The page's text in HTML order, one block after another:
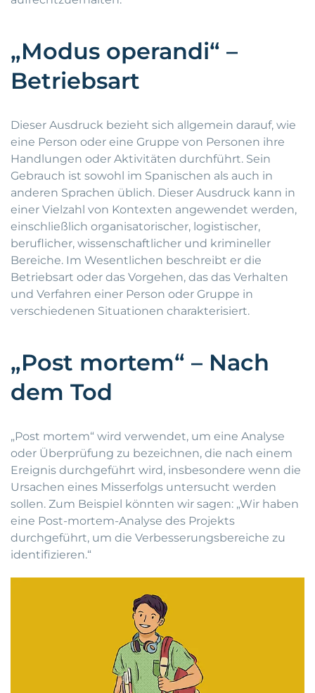
„Modus operandi“ –
Betriebsart
Dieser Ausdruck bezieht sich allgemein darauf, wie
eine Person oder eine Gruppe von Personen ihre
Handlungen oder Aktivitäten durchführt. Sein
Gebrauch ist sowohl im Spanischen als auch in
anderen Sprachen üblich. Dieser Ausdruck kann in
einer Vielzahl von Kontexten angewendet werden,
einschließlich organisatorischer, logistischer,
beruflicher, wissenschaftlicher und krimineller
Bereiche. Im Wesentlichen beschreibt er die
Betriebsart oder das Vorgehen, das das Verhalten
und Verfahren einer Person oder Gruppe in
verschiedenen Situationen charakterisiert.
„Post mortem“ – Nach
dem Tod
„Post mortem“ wird verwendet, um eine Analyse
oder Überprüfung zu bezeichnen, die nach einem
Ereignis durchgeführt wird, insbesondere wenn die
Ursachen eines Misserfolgs untersucht werden
sollen. Zum Beispiel könnten wir sagen: „Wir haben
eine Post-mortem-Analyse des Projekts
durchgeführt, um die Verbesserungsbereiche zu
identifizieren.“